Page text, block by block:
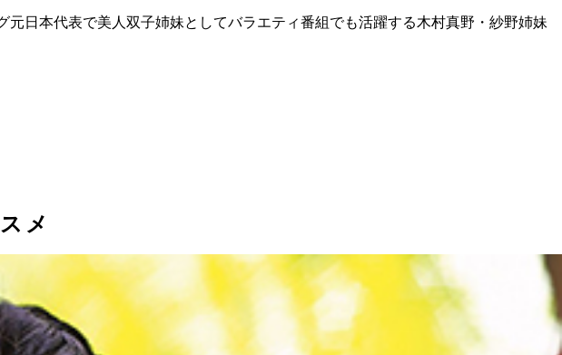
日本代表で美人双子姉妹としてバラエティ番組でも活躍する木村真野・紗野姉妹
メ